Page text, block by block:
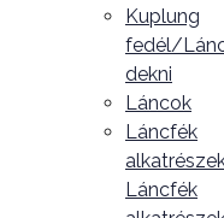
Kuplung
fedél/
dekni
Láncok
Láncfék
Láncfék